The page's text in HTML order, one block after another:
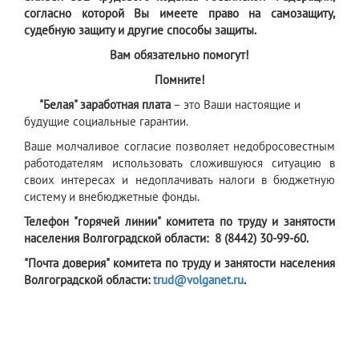
согласно которой Вы имеете право на самозащиту,
судебную защиту и другие способы защиты.
Вам обязательно помогут!
Помните!
"Белая" заработная плата – это Ваши настоящие и
будущие социальные гарантии.
Ваше молчаливое согласие позволяет недобросовестным
работодателям использовать сложившуюся ситуацию в
своих интересах и недоплачивать налоги в бюджетную
систему и внебюджетные фонды.
Телефон "горячей линии" комитета по труду и занятости
населения Волгоградской области: 8 (8442) 30-99-60.
"Почта доверия" комитета по труду и занятости населения
Волгоградской области:trud@volganet.ru.